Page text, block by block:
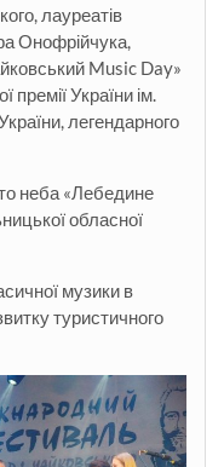
лауреатів
Онофрійчука,
Music Day»
премії України ім.
легендарного
неба «Лебедине
обласної
музики в
туристичного